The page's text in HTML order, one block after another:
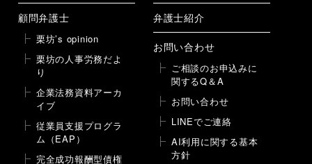
顧問弁護士
栗坊’s opinion
栗坊の人事労務だよ
り
企業法務資料アーカ
イブ
従業員支援プログラ
ム（EAP）
完全成功報酬型債権
弁護士紹介
お問い合わせ
ご相談のお申込みに
関するQ＆A
お問い合わせ
LINEでご連絡
AI利用に関する基本
方針